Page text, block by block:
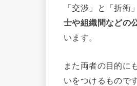
「交渉」と「折衝
士や組織間などの
います。
また両者の目的に
いをつけるもので